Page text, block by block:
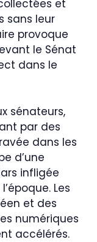
et
sans leur
provoque
le Sénat
dans le
sénateurs,
par des
dans les
d’une
infligée
Les
et des
numériques
accélérés.